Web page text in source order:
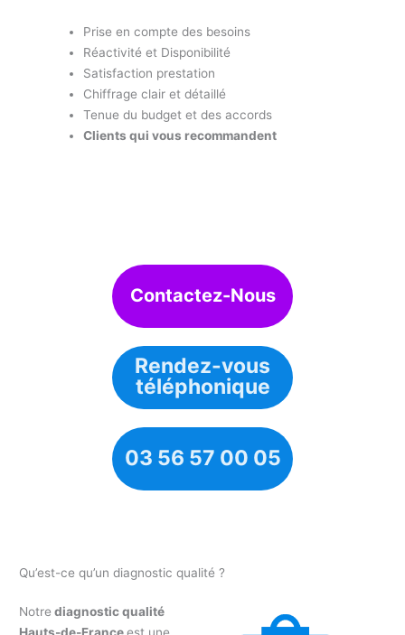
Prise en compte des besoins
Réactivité et Disponibilité
Satisfaction prestation
Chiffrage clair et détaillé
Tenue du budget et des accords
Clients qui vous recommandent
Contactez-Nous
Rendez-vous
téléphonique
03 56 57 00 05
Qu’est-ce qu’un diagnostic qualité ?
Notre diagnostic qualité
Hauts-de-Franceest une